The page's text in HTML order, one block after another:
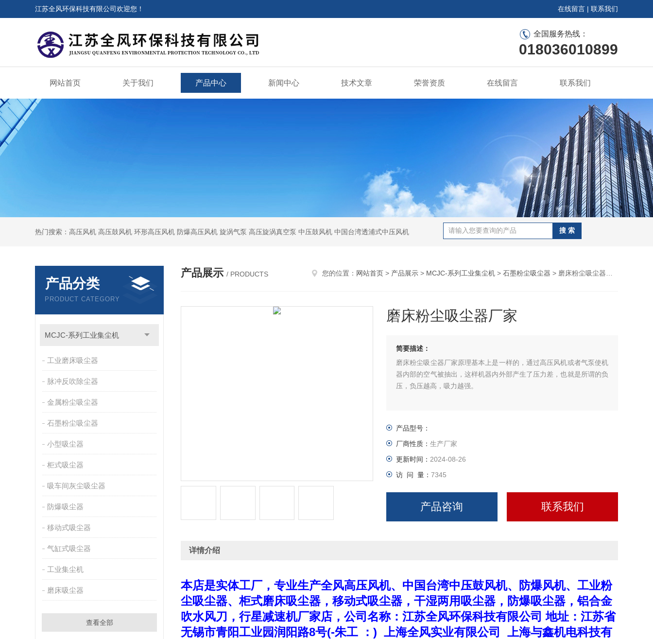
江苏全风环保科技有限公司欢迎您！ 在线留言 | 联系我们
全国服务热线：
018036010899
网站首页 关于我们 产品中心 新闻中心 技术文章 荣誉资质 在线留言 联系我们
热门搜索：高压风机 高压鼓风机 环形高压风机 防爆高压风机 旋涡气泵 高压旋涡真空泵 中压鼓风机 中国台湾透浦式中压风机
产品分类
PRODUCT CATEGORY
MCJC-系列工业集尘机
工业磨床吸尘器
脉冲反吹除尘器
金属粉尘吸尘器
石墨粉尘吸尘器
小型吸尘器
柜式吸尘器
吸车间灰尘吸尘器
防爆吸尘器
移动式吸尘器
气缸式吸尘器
工业集尘机
磨床吸尘器
查看全部
产品展示 / PRODUCTS 您的位置： 网站首页 > 产品展示 > MCJC-系列工业集尘机 > 石墨粉尘吸尘器 > 磨床粉尘吸尘器厂家
磨床粉尘吸尘器厂家
简要描述：
磨床粉尘吸尘器厂家原理基本上是一样的，通过高压风机或者气泵使机
器内部的空气被抽出，这样机器内外部产生了压力差，也就是所谓的负
压，负压越高，吸力越强。
产品型号：
厂商性质： 生产厂家
更新时间： 2024-08-26
访 问 量： 7345
产品咨询 联系我们
详情介绍
本店是实体工厂，专业生产全风高压风机、中国台湾中压鼓风机、防爆风机、工业粉
尘吸尘器、柜式磨床吸尘器，移动式吸尘器，干湿两用吸尘器，防爆吸尘器，铝合金
吹水风刀，行星减速机厂家店，公司名称：江苏全风环保科技有限公司 地址：江苏省
无锡市青阳工业园润阳路8号(-朱工 ：) 上海全风实业有限公司 上海与鑫机电科技有